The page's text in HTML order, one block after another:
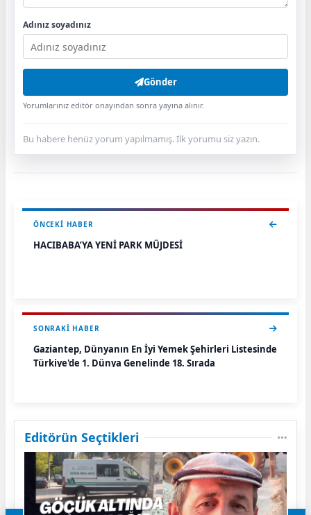
Adınız soyadınız
Gönder
Yorumlarınız editör onayından sonra yayına alınır.
Bu habere henüz yorum yapılmamış. İlk yorumu siz yazın.
ÖNCEKI HABER
HACIBABA’YA YENİ PARK MÜJDESİ
SONRAKI HABER
Gaziantep, Dünyanın En İyi Yemek Şehirleri Listesinde
Türkiye'de 1. Dünya Genelinde 18. Sırada
Editörün Seçtikleri